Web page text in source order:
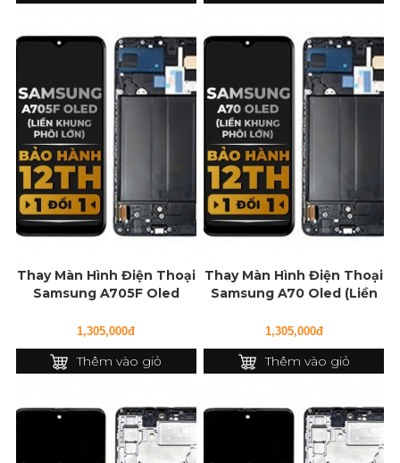
Thay Màn Hình Điện Thoại
Samsung A705F Oled
1,305,000đ
Thêm vào giỏ
Thay Màn Hình Điện Thoại
Samsung A70 Oled (Liền
1,305,000đ
Thêm vào giỏ